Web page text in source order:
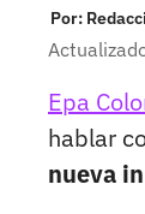
Por:
Epa
hablar
nueva